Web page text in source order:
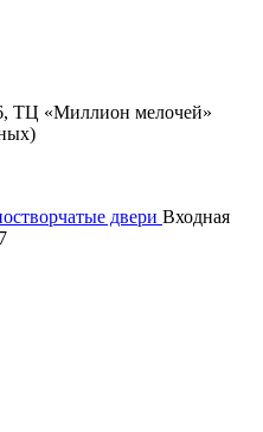
ТЦ «Миллион мелочей»
двери Входная